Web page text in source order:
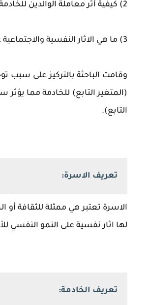
2) كيفية أثر معاملة الوالدين للخادمة (المربية) على سلوكيتها وطرق معاملتها للأطفال؟
3) ما هي الاثار النفسية والاجتماعية على الابناء من جراء اعتماد الوالدين على الخادمات في تربية الابناء؟
وقامت الباحثة بالتركيز على سبب
(المتغير التابع) للخادمة مما يؤثر
التابع).
تعريف الاسرة:
الاسرة تعتبر هي ممثلة للثقافة أو
لها اثار نفسية على النمو النفسي
تعريف الخادمة: